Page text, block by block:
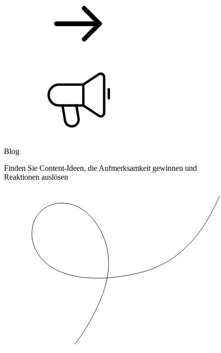
Blog
Finden Sie Content-Ideen, die Aufmerksamkeit gewinnen und
Reaktionen auslösen